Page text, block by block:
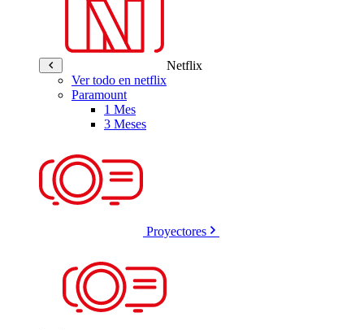
Netflix
Ver todo en netflix
Paramount
1 Mes
3 Meses
Proyectores